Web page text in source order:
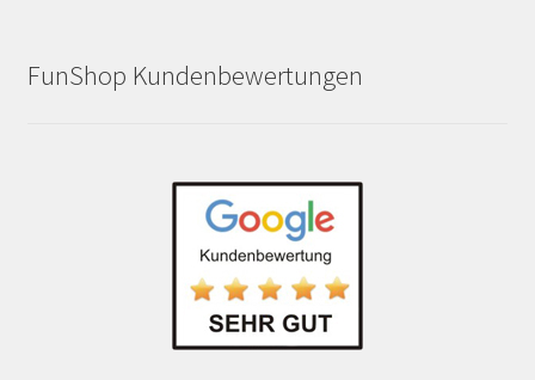
FunShop Kundenbewertungen